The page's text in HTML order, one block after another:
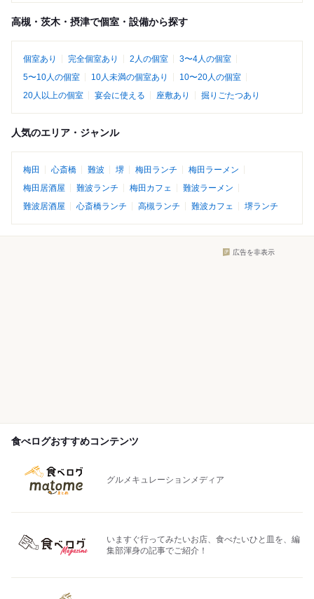
高槻・茨木・摂津で個室・設備から探す
個室あり 完全個室あり 2人の個室
3〜4人の個室
5〜10人の個室
10人未満の個室あり
10〜20人の個室
20人以上の個室
宴会に使える 座敷あり 掘りごたつあり
人気のエリア・ジャンル
梅田 心斎橋 難波 堺 梅田ランチ
梅田ラーメン
梅田居酒屋
難波ランチ 梅田カフェ
難波ラーメン
難波居酒屋
心斎橋ランチ 高槻ランチ 難波カフェ 堺ランチ
広告を非表示
食べログおすすめコンテンツ
グルメキュレーションメディア
いますぐ行ってみたいお店、食べたいひと皿を、編
集部渾身の記事でご紹介！